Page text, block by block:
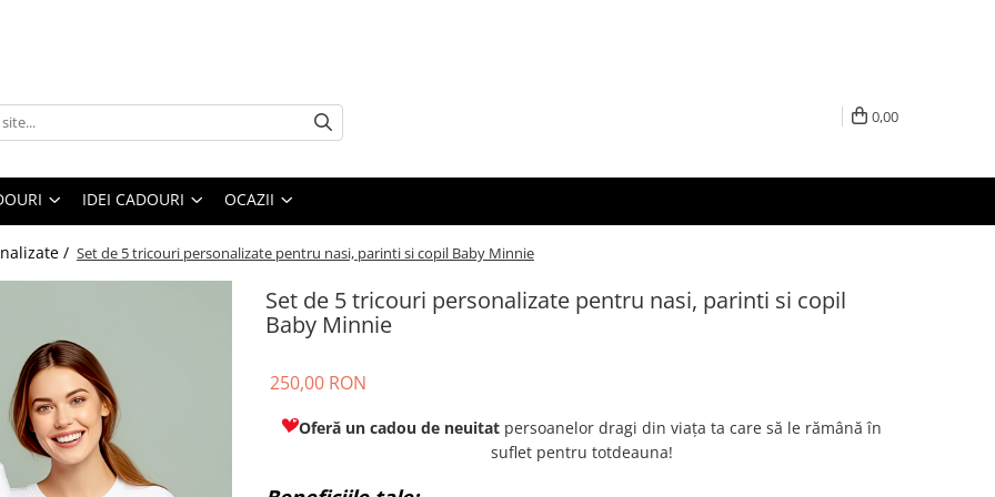
0,00
IDEI CADOURI OCAZII
/ Set de 5 tricouri personalizate pentru nasi, parinti si copil Baby Minnie
Set de 5 tricouri personalizate pentru nasi, parinti si copil
Baby Minnie
250,00 RON
Oferă un cadou de neuitat persoanelor dragi din viața ta care să le rămână în
suflet pentru totdeauna!